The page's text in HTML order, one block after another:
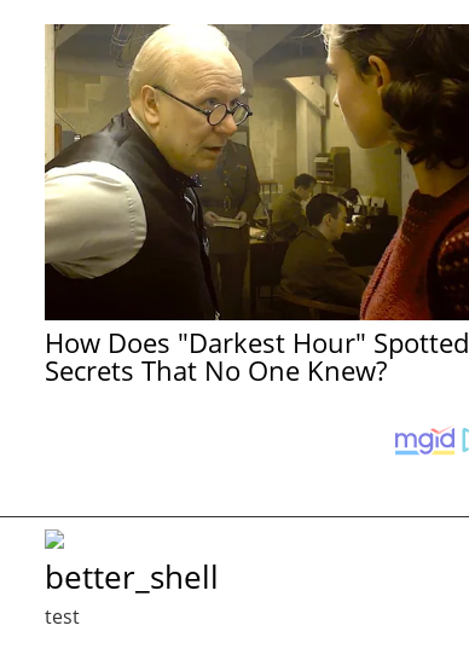
How Does "Darkest Hour" Spotted
Secrets That No One Knew?
better_shell
test